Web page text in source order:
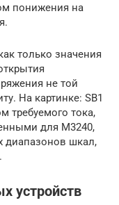
понижения на
только значения
не той
На картинке: SB1
требуемого тока,
для M3240,
диапазонов шкал,
устройств